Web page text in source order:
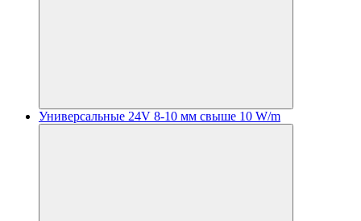
Универсальные 24V 8-10 мм свыше 10 W/m